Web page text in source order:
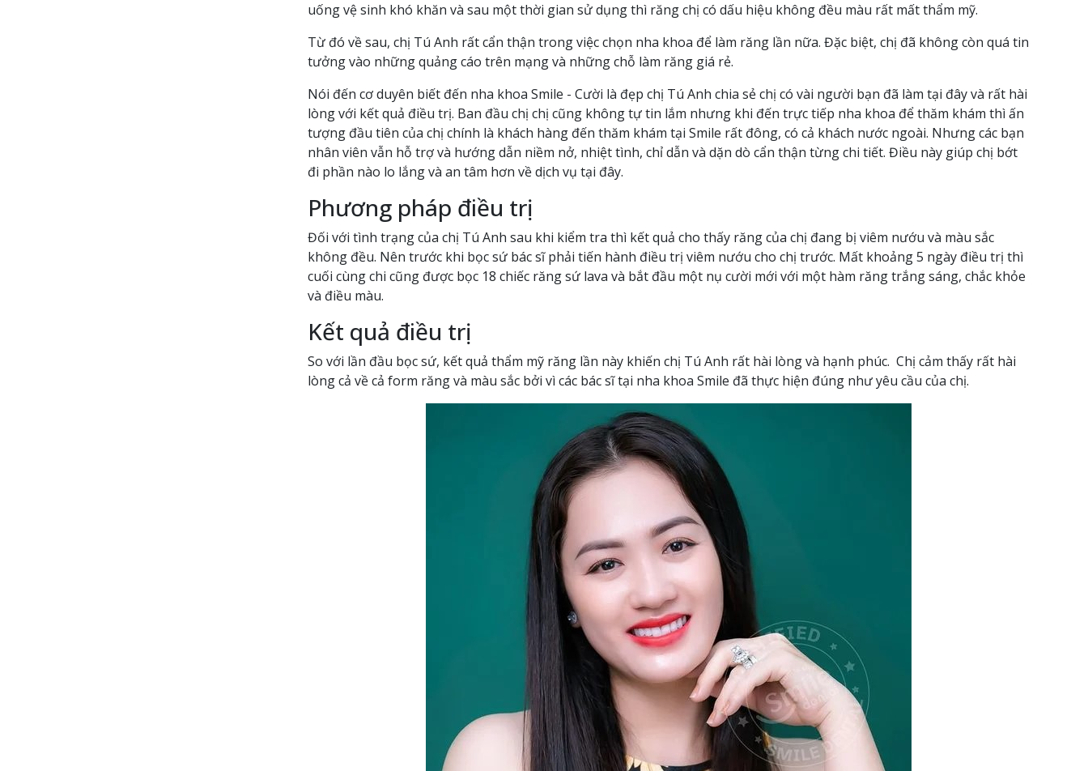
uống vệ sinh khó khăn và sau một thời gian sử dụng thì răng chị có dấu hiệu không đều màu rất mất thẩm mỹ.
Từ đó về sau, chị Tú Anh rất cẩn thận trong việc chọn nha khoa để làm răng lần nữa. Đặc biệt, chị đã không còn quá tin
tưởng vào những quảng cáo trên mạng và những chỗ làm răng giá rẻ.
Nói đến cơ duyên biết đến nha khoa Smile - Cười là đẹp chị Tú Anh chia sẻ chị có vài người bạn đã làm tại đây và rất hài
lòng với kết quả điều trị. Ban đầu chị chị cũng không tự tin lắm nhưng khi đến trực tiếp nha khoa để thăm khám thì ấn
tượng đầu tiên của chị chính là khách hàng đến thăm khám tại Smile rất đông, có cả khách nước ngoài. Nhưng các bạn
nhân viên vẫn hỗ trợ và hướng dẫn niềm nở, nhiệt tình, chỉ dẫn và dặn dò cẩn thận từng chi tiết. Điều này giúp chị bớt
đi phần nào lo lắng và an tâm hơn về dịch vụ tại đây.
Phương pháp điều trị
Đối với tình trạng của chị Tú Anh sau khi kiểm tra thì kết quả cho thấy răng của chị đang bị viêm nướu và màu sắc
không đều. Nên trước khi bọc sứ bác sĩ phải tiến hành điều trị viêm nướu cho chị trước. Mất khoảng 5 ngày điều trị thì
cuối cùng chi cũng được bọc 18 chiếc răng sứ lava và bắt đầu một nụ cười mới với một hàm răng trắng sáng, chắc khỏe
và điều màu.
Kết quả điều trị
So với lần đầu bọc sứ, kết quả thẩm mỹ răng lần này khiến chị Tú Anh rất hài lòng và hạnh phúc. Chị cảm thấy rất hài
lòng cả về cả form răng và màu sắc bởi vì các bác sĩ tại nha khoa Smile đã thực hiện đúng như yêu cầu của chị.